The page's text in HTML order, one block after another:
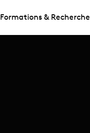
Formations & Recherche